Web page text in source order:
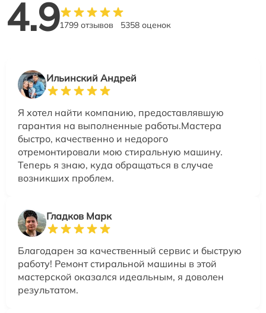
4.91799 отзывов 5358 оценок
Ильинский Андрей
Я хотел найти компанию, предоставлявшую
гарантия на выполненные работы.Мастера
быстро, качественно и недорого
отремонтировали мою стиральную машину.
Теперь я знаю, куда обращаться в случае
возникших проблем.
Гладков Марк
Благодарен за качественный сервис и быструю
работу! Ремонт стиральной машины в этой
мастерской оказался идеальным, я доволен
результатом.